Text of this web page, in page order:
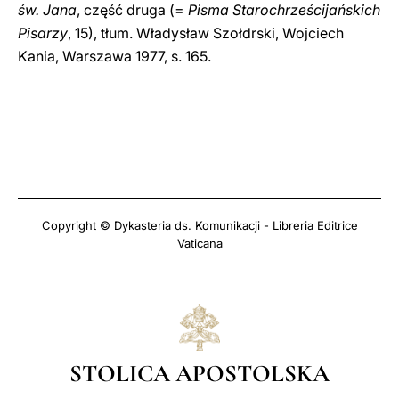
św. Jana, część druga (= Pisma Starochrześcijańskich
Pisarzy, 15), tłum. Władysław Szołdrski, Wojciech
Kania, Warszawa 1977, s. 165.
Copyright © Dykasteria ds. Komunikacji - Libreria Editrice
Vaticana
STOLICA APOSTOLSKA